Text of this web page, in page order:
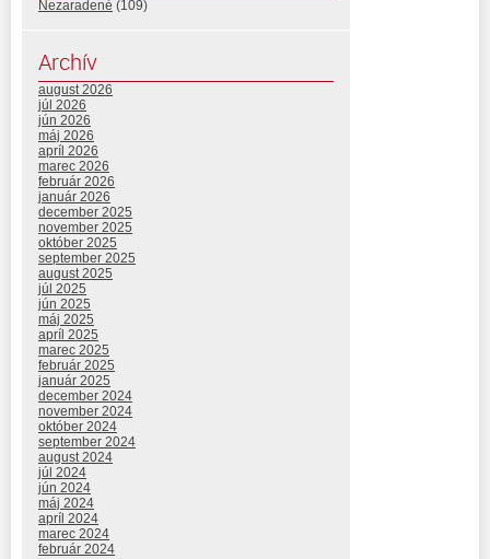
Nezaradené (109)
Archív
august 2026
júl 2026
jún 2026
máj 2026
apríl 2026
marec 2026
február 2026
január 2026
december 2025
november 2025
október 2025
september 2025
august 2025
júl 2025
jún 2025
máj 2025
apríl 2025
marec 2025
február 2025
január 2025
december 2024
november 2024
október 2024
september 2024
august 2024
júl 2024
jún 2024
máj 2024
apríl 2024
marec 2024
február 2024